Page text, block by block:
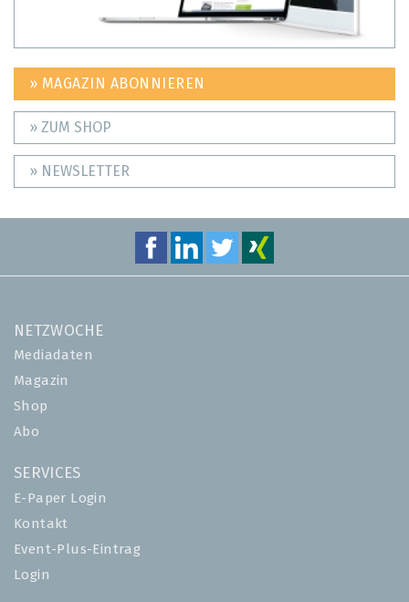
» MAGAZIN ABONNIEREN
» ZUM SHOP
» NEWSLETTER
NETZWOCHE
Mediadaten
Magazin
Shop
Abo
SERVICES
E-Paper Login
Kontakt
Event-Plus-Eintrag
Login